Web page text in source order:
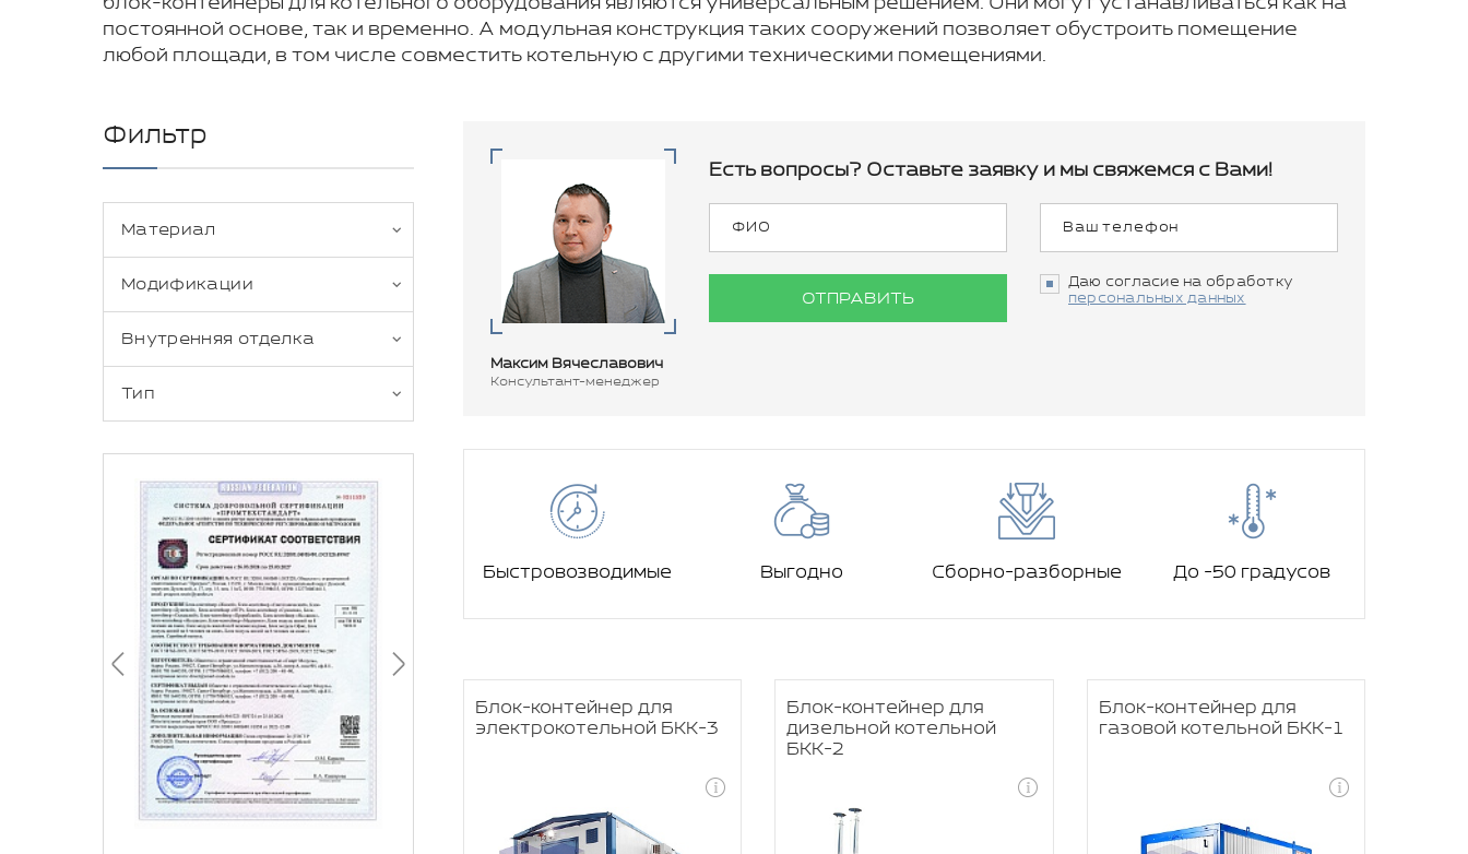
постоянной основе, так и временно. А модульная конструкция таких сооружений позволяет обустроить помещение
любой площади, в том числе совместить котельную с другими техническими помещениями.
Фильтр
Материал
Модификации
Внутренняя отделка
Тип
Максим Вячеславович
Консультант-менеджер
Есть вопросы? Оставьте заявку и мы свяжемся с Вами!
ОТПРАВИТЬ
Даю согласие на обработку
персональных данных
Быстровозводимые Выгодно Сборно-разборные До -50 градусов
Блок-контейнер для
электрокотельной БКК-3
Блок-контейнер для
дизельной котельной
БКК-2
Блок-контейнер для
газовой котельной БКК-1